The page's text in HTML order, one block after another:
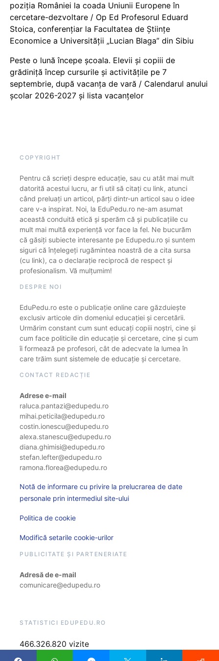
poziția României la coada Uniunii Europene în
cercetare-dezvoltare / Op Ed Profesorul Eduard
Stoica, conferențiar la Facultatea de Științe
Economice a Universității „Lucian Blaga” din Sibiu
Peste o lună începe școala. Elevii și copiii de
grădiniță încep cursurile și activitățile pe 7
septembrie, după vacanța de vară / Calendarul anului
școlar 2026-2027 și lista vacanțelor
COPYRIGHT
Pentru că scrieți despre educație, sau cu atât mai mult
datorită acestui lucru, ar fi util să citați cu link, atunci
când preluați un articol, părți dintr-un articol sau o idee
care v-a inspirat. Noi, la EduPedu.ro ne-am asumat
această conduită etică și sperăm că și publicațiile cu
mult mai multă experiență vor face la fel. Ne bucurăm
că găsiți subiecte interesante pe Edupedu.ro și suntem
siguri că înțelegeți rugămintea noastră de a cita sursa
(cu link), ca o declarație reciprocă de respect și
profesionalism. Vă mulțumim!
DESPRE NOI
EduPedu.ro este o publicație online care găzduiește
exclusiv articole din domeniul educației și cercetării.
Urmărim constant cum sunt educați copiii noștri, cine și
cum face politicile din educație și cercetare, cine și cum
îi formează pe profesori, cât de adecvate la lumea în
care trăim sunt sistemele de educație și cercetare.
CONTACT REDACȚIE
Adrese e-mail
raluca.pantazi@edupedu.ro
mihai.peticila@edupedu.ro
costin.ionescu@edupedu.ro
alexa.stanescu@edupedu.ro
diana.ghimisi@edupedu.ro
stefan.lefter@edupedu.ro
ramona.florea@edupedu.ro
Notă de informare cu privire la prelucrarea de date
personale prin intermediul site-ului
Politica de cookie
Modifică setarile cookie-urilor
PUBLICITATE ȘI PARTENERIATE
Adresă de e-mail
comunicare@edupedu.ro
STATISTICI EDUPEDU.RO
466.326.820 vizite